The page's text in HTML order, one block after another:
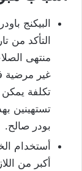
البيكنج
التأكد من
منتهى
غير مرضية
تكلفة
تستهينين
بودر صالح.
أستخدام
أكبر من